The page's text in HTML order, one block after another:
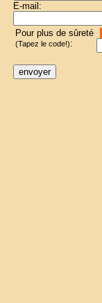
E-mail:
Pour plus de sûreté
(Tapez le code!):